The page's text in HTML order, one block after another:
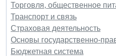
Торговля, общественное
Транспорт и связь
Страховая деятельность
Основы государственно-
Бюджетная система